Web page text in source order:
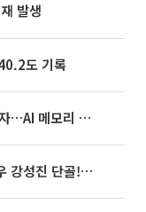
발생
도 기록
SK하이닉스, 용인·청주에 54조 투자…AI 메모리 생산기지 키운다
'2TV 생생정보' 오늘방송맛집- 배우 강성진 단골! 쌀국수ㆍ푸팟퐁 커리 맛집 '블○○○'